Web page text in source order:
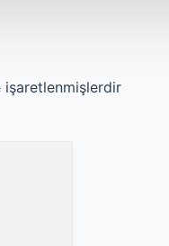
işaretlenmişlerdir